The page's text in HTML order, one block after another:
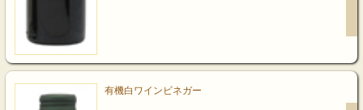
有機白ワインビネガー